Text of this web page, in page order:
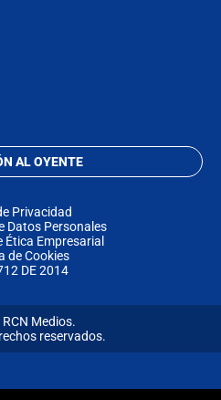
AL OYENTE
Privacidad
Datos Personales
Ética Empresarial
de Cookies
DE 2014
Medios.
reservados.